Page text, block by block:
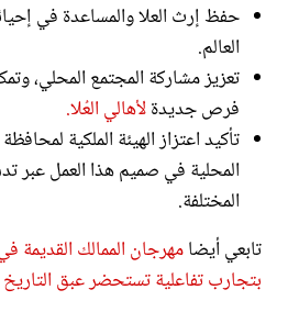
حفظ إرث العلا والمساعدة في
العالم.
تعزيز مشاركة المجتمع المحلي،
فرص جديدةلأهالي العُلا.
تأكيد اعتزاز الهيئة الملكية
المحلية في صميم هذا العمل عبر
المختلفة.
تابعي أيضامهرجان الممالك القديمة
بتجارب تفاعلية تستحضر عبق التاريخ